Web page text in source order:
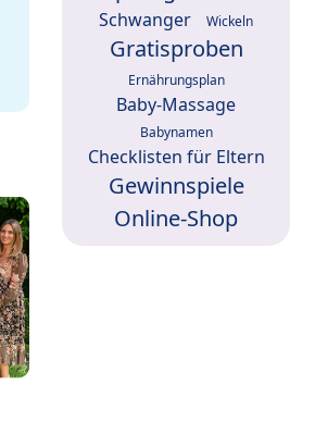
Schwanger Wickeln
Gratisproben
Ernährungsplan
Baby-Massage
Babynamen
Checklisten für Eltern
Gewinnspiele
Online-Shop